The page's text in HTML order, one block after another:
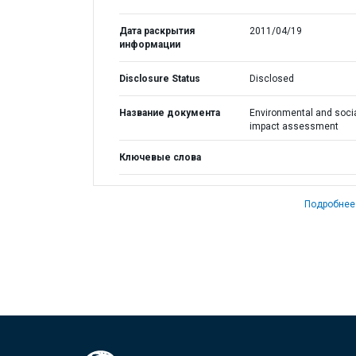
Дата раскрытия
информации
2011/04/19
Disclosure Status Disclosed
Название документа
Environmental and
impact assessment
Ключевые слова
Подробнее